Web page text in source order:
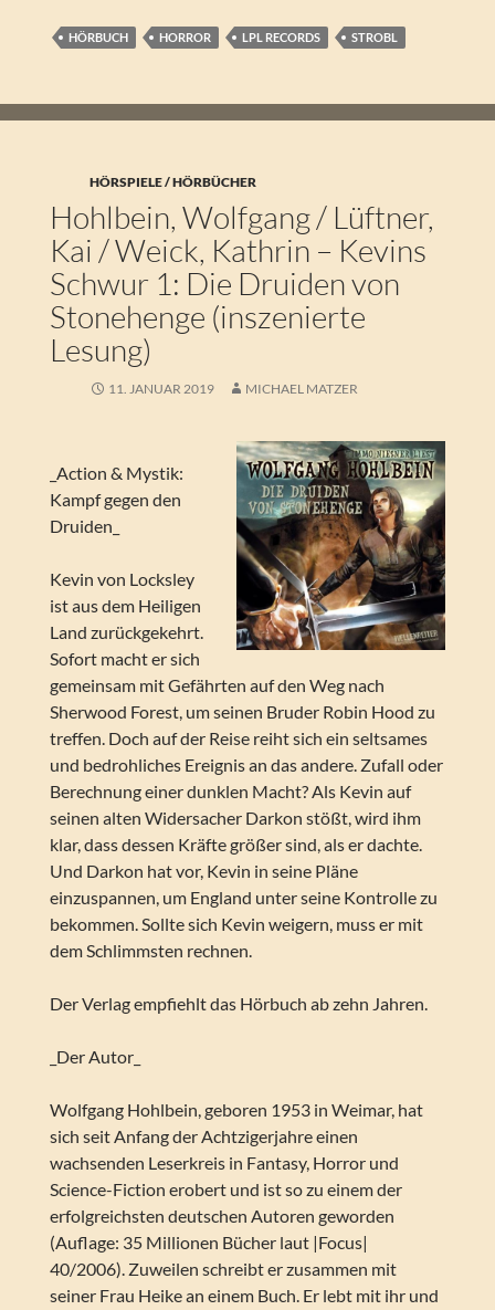
HÖRBUCH HORROR LPL RECORDS STROBL
HÖRSPIELE / HÖRBÜCHER
Hohlbein, Wolfgang / Lüftner,
Kai / Weick, Kathrin – Kevins
Schwur 1: Die Druiden von
Stonehenge (inszenierte
Lesung)
11. JANUAR 2019 MICHAEL MATZER
_Action & Mystik:
Kampf gegen den
Druiden_
Kevin von Locksley
ist aus dem Heiligen
Land zurückgekehrt.
Sofort macht er sich
gemeinsam mit Gefährten auf den Weg nach
Sherwood Forest, um seinen Bruder Robin Hood zu
treffen. Doch auf der Reise reiht sich ein seltsames
und bedrohliches Ereignis an das andere. Zufall oder
Berechnung einer dunklen Macht? Als Kevin auf
seinen alten Widersacher Darkon stößt, wird ihm
klar, dass dessen Kräfte größer sind, als er dachte.
Und Darkon hat vor, Kevin in seine Pläne
einzuspannen, um England unter seine Kontrolle zu
bekommen. Sollte sich Kevin weigern, muss er mit
dem Schlimmsten rechnen.
Der Verlag empfiehlt das Hörbuch ab zehn Jahren.
_Der Autor_
Wolfgang Hohlbein, geboren 1953 in Weimar, hat
sich seit Anfang der Achtzigerjahre einen
wachsenden Leserkreis in Fantasy, Horror und
Science-Fiction erobert und ist so zu einem der
erfolgreichsten deutschen Autoren geworden
(Auflage: 35 Millionen Bücher laut |Focus|
40/2006). Zuweilen schreibt er zusammen mit
seiner Frau Heike an einem Buch. Er lebt mit ihr und